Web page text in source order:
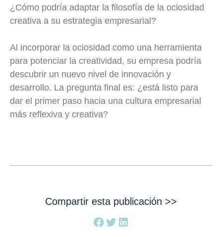
¿Cómo podría adaptar la filosofía de la ociosidad
creativa a su estrategia empresarial?
Al incorporar la ociosidad como una herramienta
para potenciar la creatividad, su empresa podría
descubrir un nuevo nivel de innovación y
desarrollo. La pregunta final es: ¿está listo para
dar el primer paso hacia una cultura empresarial
más reflexiva y creativa?
Compartir esta publicación >>